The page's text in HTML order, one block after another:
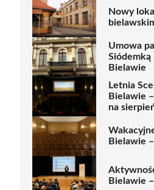
Nowy
Umowa
Siódemką
Bielawie
Letnia
Bielawie
na
Bielawie
Bielawie